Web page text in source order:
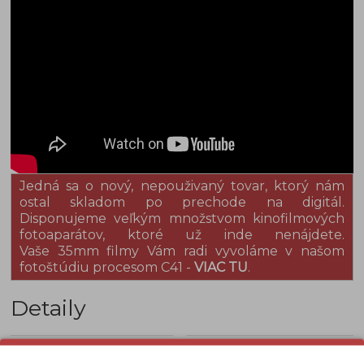
Jedná sa o nový, nepouživaný tovar, ktorý nám
ostal skladom po prechode na digitál.
Disponujeme veľkým množstvom kinofilmových
fotoaparátov, ktoré už inde nenájdete.
Vaše 35mm filmy Vám radi vyvoláme v našom
fotoštúdiu procesom C41 - VIAC TU.
Detaily